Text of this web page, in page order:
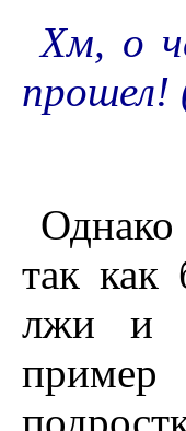
Хм, о
прошел!
так как
лжи и